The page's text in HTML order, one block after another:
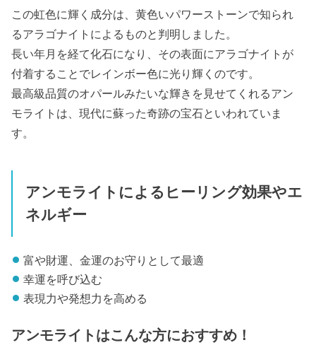
この虹色に輝く成分は、黄色いパワーストーンで知られ
るアラゴナイトによるものと判明しました。
長い年月を経て化石になり、その表面にアラゴナイトが
付着することでレインボー色に光り輝くのです。
最高級品質のオパールみたいな輝きを見せてくれるアン
モライトは、現代に蘇った奇跡の宝石といわれていま
す。
アンモライトによるヒーリング効果やエ
ネルギー
富や財運、金運のお守りとして最適
幸運を呼び込む
表現力や発想力を高める
アンモライトはこんな方におすすめ！